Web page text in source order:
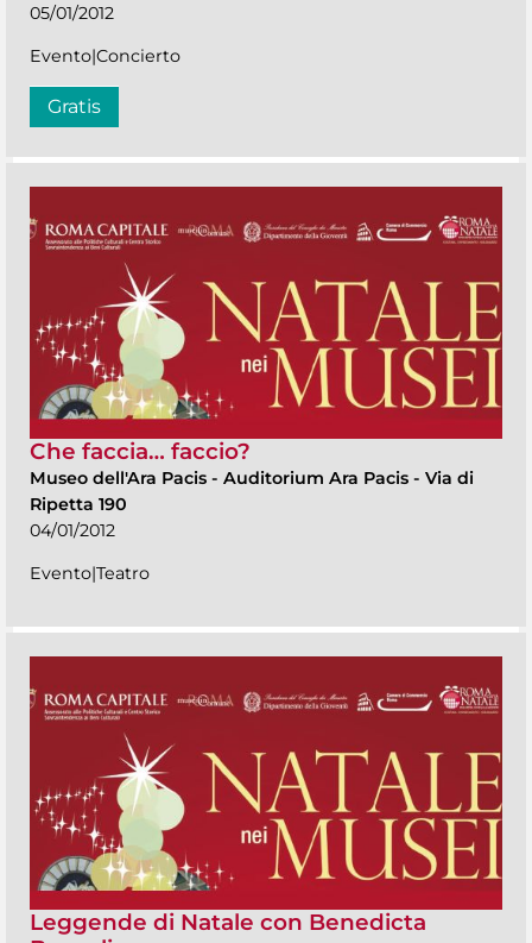
05/01/2012
Evento|Concierto
Gratis
Che faccia… faccio?
Museo dell'Ara Pacis - Auditorium Ara Pacis - Via di
Ripetta 190
04/01/2012
Evento|Teatro
Leggende di Natale con Benedicta